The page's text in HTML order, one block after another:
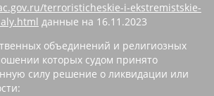
terroristicheskie-i-ekstremistskie-
данные на 16.11.2023
объединений и религиозных
которых судом принято
силу решение о ликвидации или